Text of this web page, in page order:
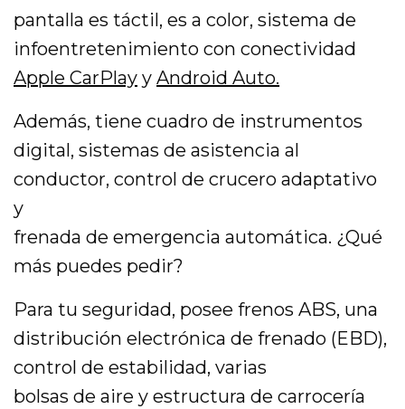
pantalla es táctil, es a color, sistema de
infoentretenimiento con conectividad
Apple CarPlay yAndroid Auto.
Además, tiene cuadro de instrumentos
digital, sistemas de asistencia al
conductor, control de crucero adaptativo
y
frenada de emergencia automática. ¿Qué
más puedes pedir?
Para tu seguridad, posee frenos ABS, una
distribución electrónica de frenado (EBD),
control de estabilidad, varias
bolsas de aire y estructura de carrocería